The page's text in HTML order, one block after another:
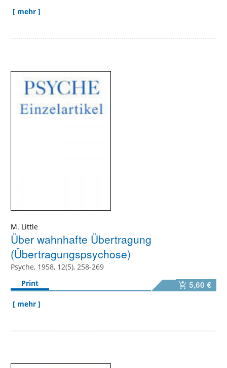
[ mehr ]
M. Little
Über wahnhafte Übertragung
(Übertragungspsychose)
Psyche, 1958, 12(5), 258-269
Print
5,60 €
[ mehr ]